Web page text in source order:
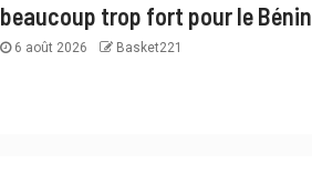
beaucoup trop fort pour le Bénin
6 août 2026 Basket221